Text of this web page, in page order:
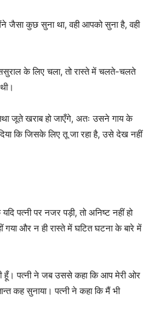
जैसा कुछ सुना था, वही आपको सुना है, वही
के लिए चला, तो रास्ते में चलते-चलते
जूते खराब हो जाएँगे, अतः उसने गाय के
कि जिसके लिए तू जा रहा है, उसे देख नहीं
पत्नी पर नजर पड़ी, तो अनिष्ट नहीं हो
और न ही रास्ते में घटित घटना के बारे में
हूँ। पत्नी ने जब उससे कहा कि आप मेरी ओर
कह सुनाया। पत्नी ने कहा कि मैं भी